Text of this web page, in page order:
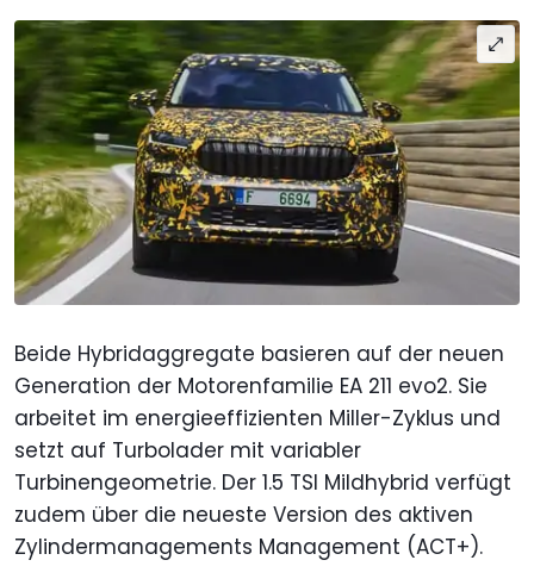
Beide Hybridaggregate basieren auf der neuen
Generation der Motorenfamilie EA 211 evo2. Sie
arbeitet im energieeffizienten Miller-Zyklus und
setzt auf Turbolader mit variabler
Turbinengeometrie. Der 1.5 TSI Mildhybrid verfügt
zudem über die neueste Version des aktiven
Zylindermanagements Management (ACT+).